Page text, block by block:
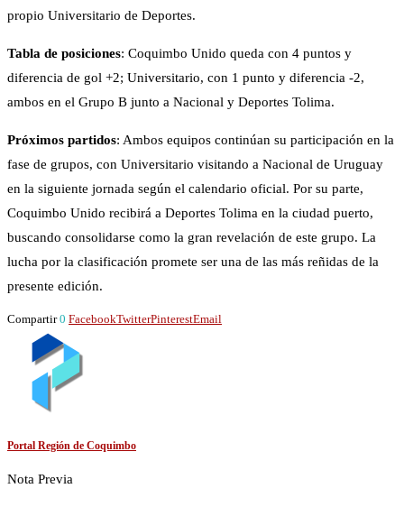
propio Universitario de Deportes.
Tabla de posiciones: Coquimbo Unido queda con 4 puntos y
diferencia de gol +2; Universitario, con 1 punto y diferencia -2,
ambos en el Grupo B junto a Nacional y Deportes Tolima.
Próximos partidos: Ambos equipos continúan su participación en la
fase de grupos, con Universitario visitando a Nacional de Uruguay
en la siguiente jornada según el calendario oficial. Por su parte,
Coquimbo Unido recibirá a Deportes Tolima en la ciudad puerto,
buscando consolidarse como la gran revelación de este grupo. La
lucha por la clasificación promete ser una de las más reñidas de la
presente edición.
Compartir 0 FacebookTwitterPinterestEmail
Portal Región de Coquimbo
Nota Previa